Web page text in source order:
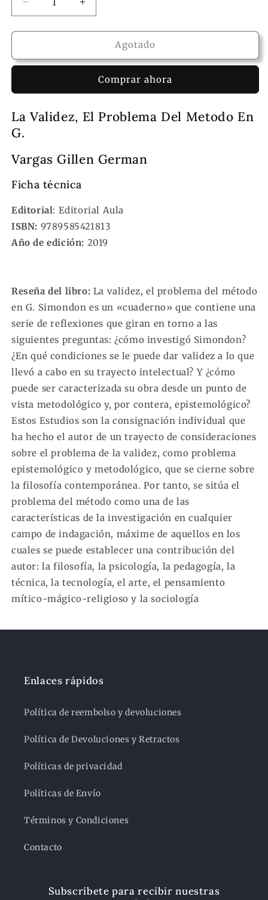
Reducir
cantidad
para
La
Problema
Metodo
Aumentar
cantidad
para
La
Problema
Metodo
Agotado
Comprar ahora
La Validez, El Problema Del Metodo En
G.
Vargas Gillen German
Ficha técnica
Editorial: Editorial Aula
ISBN: 9789585421813
Año de edición: 2019
Reseña del libro: La validez, el problema del método
en G. Simondon es un «cuaderno» que contiene una
serie de reflexiones que giran en torno a las
siguientes preguntas: ¿cómo investigó Simondon?
¿En qué condiciones se le puede dar validez a lo que
llevó a cabo en su trayecto intelectual? Y ¿cómo
puede ser caracterizada su obra desde un punto de
vista metodológico y, por contera, epistemológico?
Estos Estudios son la consignación individual que
ha hecho el autor de un trayecto de consideraciones
sobre el problema de la validez, como problema
epistemológico y metodológico, que se cierne sobre
la filosofía contemporánea. Por tanto, se sitúa el
problema del método como una de las
características de la investigación en cualquier
campo de indagación, máxime de aquellos en los
cuales se puede establecer una contribución del
autor: la filosofía, la psicología, la pedagogía, la
técnica, la tecnología, el arte, el pensamiento
mítico-mágico-religioso y la sociología
Enlaces rápidos
Política de reembolso y devoluciones
Política de Devoluciones y Retractos
Políticas de privacidad
Políticas de Envío
Términos y Condiciones
Contacto
Subscríbete para recibir nuestras